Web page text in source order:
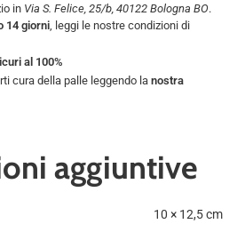
in Via S. Felice, 25/b, 40122 Bologna BO.
14 giorni, leggi le nostre condizioni di
al 100%
cura della palle leggendo la nostra
aggiuntive
10 × 12,5 cm